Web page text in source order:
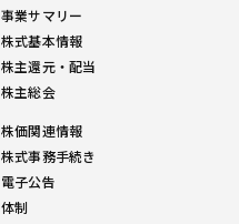
事業サマリー
株式基本情報
株主還元・配当
株主総会
株価関連情報
株式事務手続き
電子公告
体制